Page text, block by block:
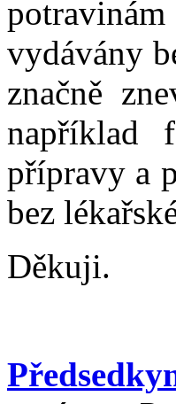
vydávány
značně
například
přípravy a
bez
Děkuji.